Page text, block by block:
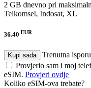
2 GB dnevno pri
Telkomsel, Indosat, XL
36.40 EUR
Kupi sada
Trenutna
Provjerio sam i moj
eSIM. Provjeri ovdje
Koliko eSIM-ova trebate?